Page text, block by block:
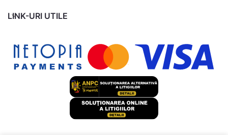
LINK-URI UTILE